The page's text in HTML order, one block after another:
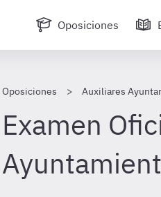
Oposiciones
Oposiciones Auxiliares
Examen